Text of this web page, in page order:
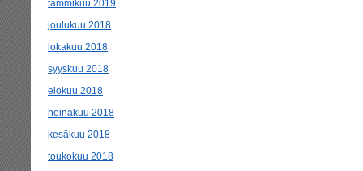
tammikuu 2019
joulukuu 2018
lokakuu 2018
syyskuu 2018
elokuu 2018
heinäkuu 2018
kesäkuu 2018
toukokuu 2018